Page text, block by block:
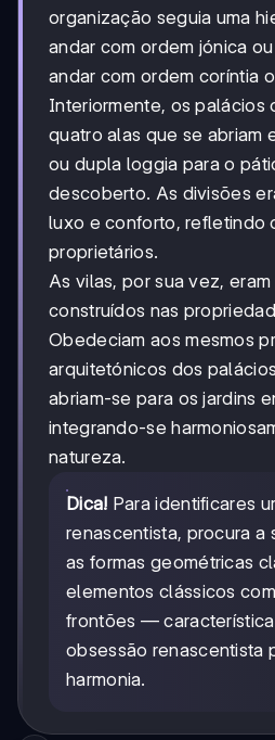
organização seguia uma
andar com ordem jónica
andar com ordem coríntia
Interiormente, os palácios
quatro alas que se abriam
ou dupla loggia para o
descoberto. As divisões
luxo e conforto, refletindo
proprietários.
As vilas, por sua vez,
construídos nas
Obedeciam aos mesmos
arquitetónicos dos
abriam-se para os jardins
integrando-se
natureza.
Dica! Para identificares
renascentista, procura a
as formas geométricas
elementos clássicos
frontões —
obsessão renascentista
harmonia.